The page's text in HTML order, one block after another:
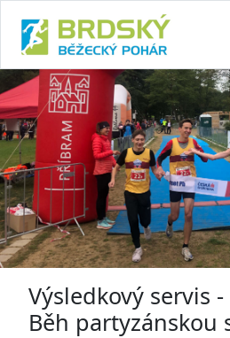
Výsledkový servis
Běh partyzánskou